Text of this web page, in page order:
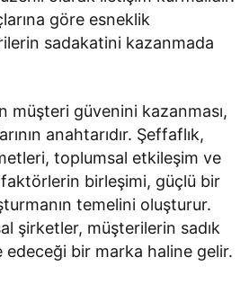
göre esneklik
sadakatini kazanmada
müşteri güvenini kazanması,
anahtarıdır. Şeffaflık,
toplumsal etkileşim ve
birleşimi, güçlü bir
temelini oluşturur.
şirketler, müşterilerin sadık
edeceği bir marka haline gelir.